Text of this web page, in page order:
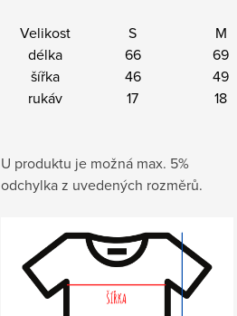
Velikost S M
délka
66 69
šířka
46 49
rukáv
17 18
U produktu je možná max. 5%
odchylka z uvedených rozměrů.